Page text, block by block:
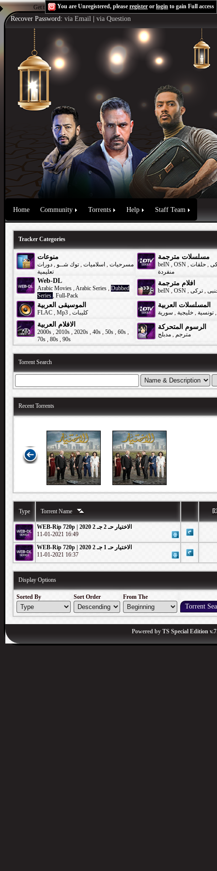
Get the Flash Playerto see this player.Shoutcast & Icecast Server
You are Unregistered, please register or login to gain Full access
Recover Password: via Email via Question
Home Community Torrents Help Staff Team
Tracker Categories
منوعات
مسرحيات , اسلاميات , توك شــو , دورات
تعليمية
مسلسلات مترجمة
beIN , OSN , , حلقات
منفردة
Web-DL
Arabic Movies ,Arabic Series , Dubbed
Series , Full-Pack
افلام مترجمة
beIN , OSN , , تركى
الموسيقى العربية
FLAC , Mp3 , كليبات
المسلسلات العربية
, تونسية , خليجية , سورية
الافلام العربية
2000s , 2010s , 2020s , 40s , 50s , 60s ,
70s , 80s , 90s
الرسوم المتحركة
مترجم , مدبلج
Torrent Search
Recent Torrents
Type Torrent Name
WEB-Rip 720p | 2020 الاختيار حـ 2 جـ 2
11-01-2021 16:49
WEB-Rip 720p | 2020 الاختيار حـ 1 جـ 2
11-01-2021 16:37
Display Options
Sorted By Sort Order From The
Powered by TS Special Edition